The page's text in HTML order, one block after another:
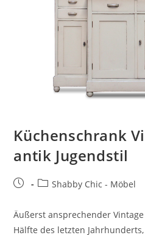
Küchenschrank
antik Jugendstil
Shabby Chic - Möbel
Äußerst ansprechender
Hälfte des letzten